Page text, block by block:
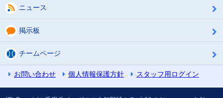
ニュース
掲示板
チームページ
お問い合わせ 個人情報保護方針 スタッフ用ログイン